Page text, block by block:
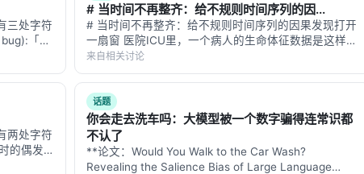
务，而是一个可以带在身上的工具。
它不完美，精度有损失，速度也不如云端。但它是真实的。它
，由社区爱好者完成。
也是粗糙的，内存只有几 KB，屏幕是黑白的，没有鼠标。但
三处字符
「评
是堆[参]
# 当时间不再整齐：给不规则时间序列的因...
# 当时间不再整齐：给不规则时间序列的因果发现打开
一扇窗 医院ICU里，一个病人的生命体征数据是这样
的： - 心率：每5分钟自动记录一次 - 血压：护士每2小
时手动测量一次 - 体温：每天4次定时测量 - 血氧：只
在病情变化时按需测量 -…
来自相关讨论
两处字符
的偶发
型[已
话题
你会走去洗车吗：大模型被一个数字骗得连常识都
不认了
**论文：Would You Walk to the Car Wash?
Revealing the Salience Bias of Large Language